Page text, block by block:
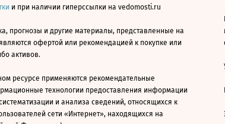
и при наличии гиперссылки на vedomosti.ru
прогнозы и другие материалы, представленные на
офертой или рекомендацией к покупке или
активов.
ресурсе применяются рекомендательные
технологии предоставления информации
и анализа сведений, относящихся к
сети «Интернет», находящихся на